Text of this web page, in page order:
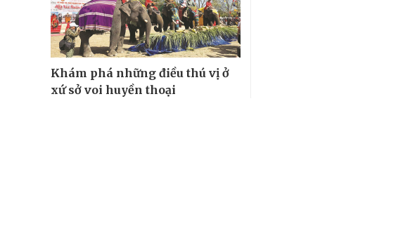
Khám phá những điều thú vị ở
xứ sở voi huyền thoại